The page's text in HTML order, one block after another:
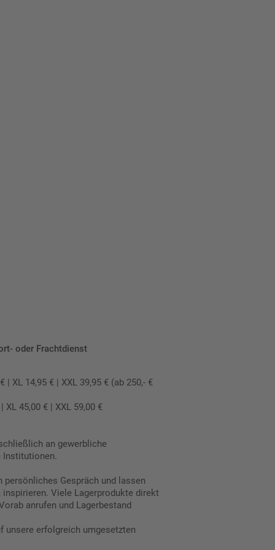
oder Frachtdienst
| XL 14,95 € | XXL 39,95 € (ab 250,- €
XL 45,00 € | XXL 59,00 €
an gewerbliche
Institutionen.
persönliches Gespräch und lassen
Viele Lagerprodukte direkt
anrufen und Lagerbestand
unsere erfolgreich umgesetzten